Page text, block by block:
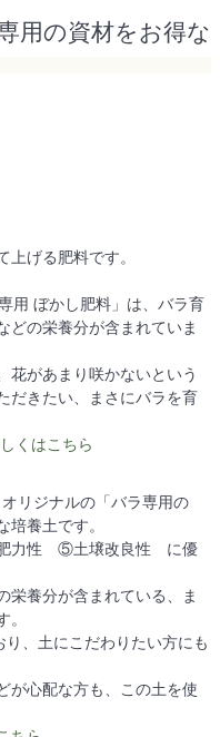
用の資材をお得な
げる肥料です。
用 ぼかし肥料」は、バラ育
どの栄養分が含まれていま
花があまり咲かないという
だきたい、まさにバラを育
くはこちら
リジナルの「バラ専用の
培養土です。
性 ⑤土壌改良性 に優
栄養分が含まれている、ま
、土にこだわりたい方にも
が心配な方も、この土を使